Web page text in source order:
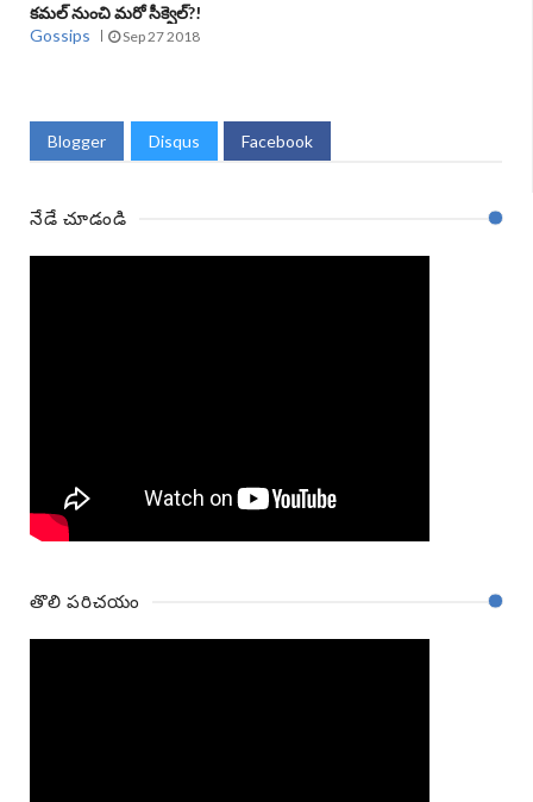
కమల్ నుంచి మరో సీక్వెల్?!
Gossips
Sep 27 2018
Blogger Disqus Facebook
నేడే చూడండి
తొలి పరిచయం